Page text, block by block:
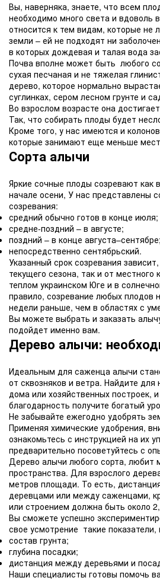
Вы, наверняка, знаете, что всем
необходимо много света и
относится к тем видам, которые не
земли – ей не подходят ни
в которых дождевая и талая вода
Почва вполне может быть любого
сухая песчаная и не тяжелая
дерево, которое нормально
суглинках, сером лесном грунте и
Во взрослом возрасте она
Так, что собирать плоды будет
Кроме того, у нас имеются и
которые занимают еще меньше
Сорта алычи
Яркие сочные плоды созревают как
начале осени, У нас представлены
созревания:
средний обычно готов в конце июля;
средне-поздний – в августе;
поздний – в конце августа–сентябре;
непосредственно сентябрьский.
Указанный срок созревания
текущего сезона, так и от
теплом украинском Юге и в
правило, созревание любых плодов
недели раньше, чем в областях с
Вы можете выбрать и заказать
подойдет именно вам.
Дерево алычи:
Идеальным для саженца алычи
от сквозняков и ветра. Найдите для
дома или хозяйственных построек,
благодарность получите богатый
Не забывайте ежегодно удобрять
Применяя химические удобрения,
ознакомьтесь с инструкцией на их
предварительно посоветуйтесь с
Дерево алычи любого сорта, любит
пространства. Для взрослого
метров площади. То есть,
деревцами или между саженцами,
или строением должна быть около
Вы сможете успешно
свое усмотрение такие показатели,
состав грунта;
глубина посадки;
дистанция между деревьями и
Наши специалисты готовы помочь